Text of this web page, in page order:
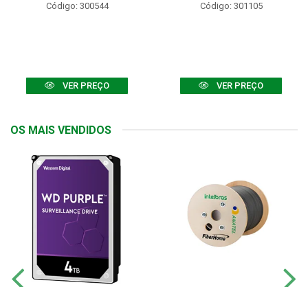
Código: 300544
VER PREÇO
Código: 301105
VER PREÇO
OS MAIS VENDIDOS